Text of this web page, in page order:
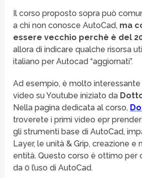
Il corso proposto sopra può
a chi non conosce AutoCad, ma
essere vecchio perchè è del
allora di indicare qualche risorsa
italiano per Autocad “aggiornati”.
Ad esempio, è molto
video su Youtube iniziato da
Nella pagina dedicata al corso,
troverete i primi video epr
gli strumenti base di AutoCad,
Layer, le unità & Grip, creazione e
entità. Questo corso è ottimo per
da 0 l’uso di AutoCad.